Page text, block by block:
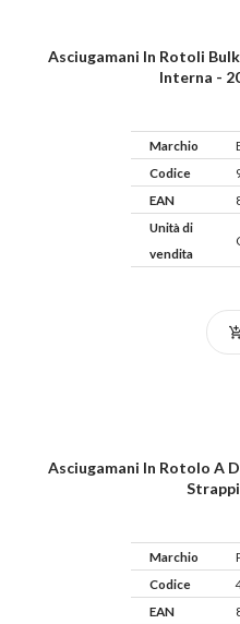
Asciugamani In Rotoli
Interna -
Marchio
Codice
EAN
Unità di
vendita
Asciugamani In Rotolo A
Marchio
Codice
EAN